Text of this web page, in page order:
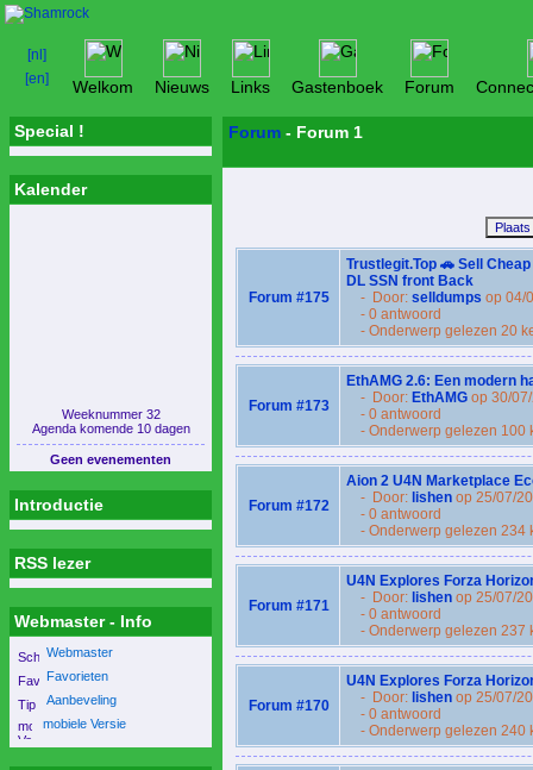
Welkom Nieuws Links Gastenboek Forum
Special !
Kalender
Weeknummer 32
Agenda komende 10 dagen
Geen evenementen
Introductie
RSS lezer
Webmaster - Info
Webmaster
Favorieten
Aanbeveling
mobiele Versie
Forum - Forum 1
Forum #175
Trustlegit.Top 🚗 Sell
DL SSN front Back
- Door: selldumps op 04/
- 0 antwoord
- Onderwerp gelezen 20
Forum #173
EthAMG 2.6: Een modern
- Door: EthAMG op 30/
- 0 antwoord
- Onderwerp gelezen 100
Forum #172
Aion 2 U4N Marketplace
- Door: lishen op 25/07/
- 0 antwoord
- Onderwerp gelezen 234
Forum #171
U4N Explores Forza
- Door: lishen op 25/07/
- 0 antwoord
- Onderwerp gelezen 237
Forum #170
U4N Explores Forza
- Door: lishen op 25/07/
- 0 antwoord
- Onderwerp gelezen 240